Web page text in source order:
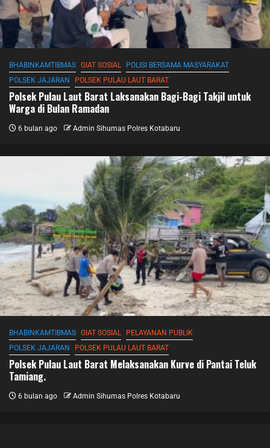
BHABINKAMTIBMAS GIAT SOSIAL
POLISI BERSAMA MASYARAKAT
POLSEK JAJARAN
POLSEK PULAU LAUT BARAT
Polsek Pulau Laut Barat Laksanakan Bagi-Bagi Takjil untuk
Warga di Bulan Ramadan
6 bulan ago Admin Sihumas Polres Kotabaru
BHABINKAMTIBMAS GIAT SOSIAL
PELAYANAN PUBLIK
POLSEK JAJARAN
POLSEK PULAU LAUT BARAT
Polsek Pulau Laut Barat Melaksanakan Kurve di Pantai Teluk
Tamiang.
6 bulan ago Admin Sihumas Polres Kotabaru